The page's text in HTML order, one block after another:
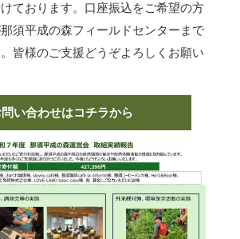
ております。口座振込をご希望の方
須平成の森フィールドセンターまで
皆様のご支援どうぞよろしくお願い
問い合わせはコチラから